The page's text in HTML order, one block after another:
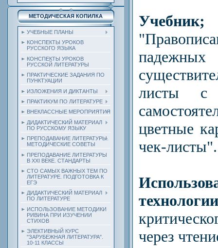
МЕТОДИЧЕСКАЯ КОПИЛКА
УЧЕБНЫЕ ПЛАНЫ
КОНСПЕКТЫ УРОКОВ
РУССКОГО ЯЗЫКА
КОНСПЕКТЫ УРОКОВ
РУССКОЙ ЛИТЕРАТУРЫ
ПРАКТИЧЕСКИЕ ЗАДАНИЯ ПО
ПУНКТУАЦИИ
ИЗЛОЖЕНИЯ И ДИКТАНТЫ
ПРАКТИКУМ ПО ЛИТЕРАТУРЕ
ВНЕКЛАССНЫЕ МЕРОПРИЯТИЯ
ДИДАКТИЧЕСКИЙ МАТЕРИАЛ
ПО РУССКОМУ ЯЗЫКУ
ПРЕПОДАВАНИЕ ЛИТЕРАТУРЫ.
МЕТОДИЧЕСКИЕ СОВЕТЫ
ПРЕПОДАВАНИЕ ЛИТЕРАТУРЫ
В XXI ВЕКЕ. СТАНДАРТЫ
СТО САМЫХ ВАЖНЫХ ТЕМ ПО
ЛИТЕРАТУРЕ. ПОДГОТОВКА К
ЕГЭ
ДИДАКТИЧЕСКИЙ МАТЕРИАЛ
ПО ЛИТЕРАТУРЕ
ИСПОЛЬЗОВАНИЕ МЕТОДИКИ
РИВИНА ПРИ ИЗУЧЕНИИ
СТИХОВ
ЭЛЕКТИВНЫЙ КУРС
"ЗАРУБЕЖНАЯ ЛИТЕРАТУРА".
10-11 КЛАССЫ
падежных
листы с
цветные
чек-листы".
технологии
через